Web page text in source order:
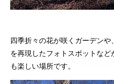
四季折々の花が咲くガーデン
を再現したフォトスポットな
も楽しい場所です。